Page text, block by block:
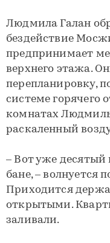
Людмила Галан
бездействие
предпринимает
верхнего этажа.
перепланировку,
системе горячего
комнатах
раскаленный
– Вот уже
бане, – волнуется
Приходится
открытыми.
заливали.